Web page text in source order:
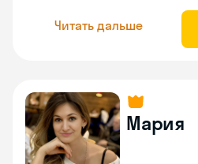
Читать дальше
Мария